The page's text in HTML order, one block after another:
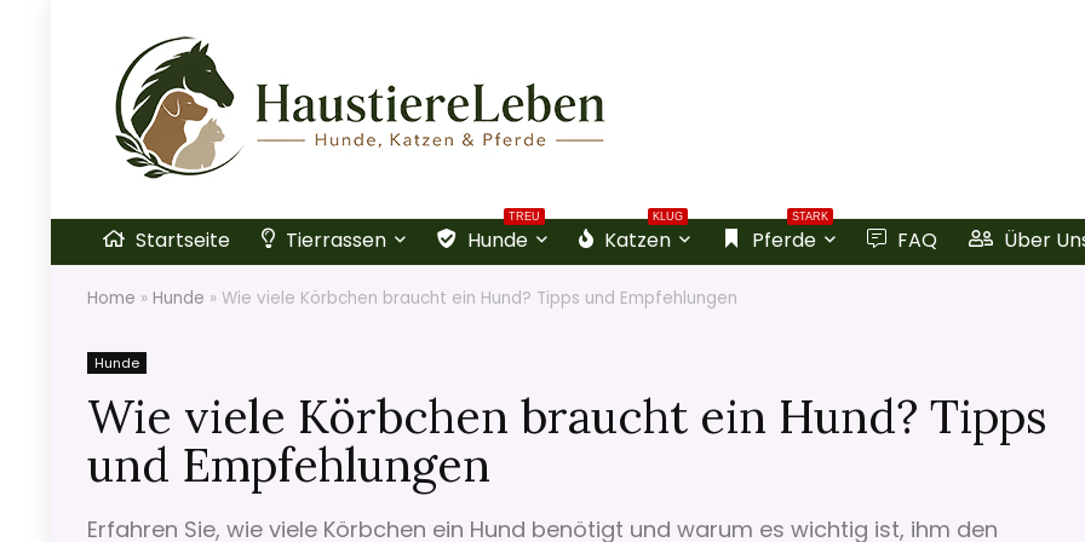
Startseite Tierrassen
TREU
Hunde
KLUG
Katzen
STARK
Pferde FAQ Über
Home » Hunde » Wie viele Körbchen braucht ein Hund? Tipps und Empfehlungen
Hunde
Wie viele Körbchen braucht ein Hund? Tipps
und Empfehlungen
Erfahren Sie, wie viele Körbchen ein Hund benötigt und warum es wichtig ist, ihm den